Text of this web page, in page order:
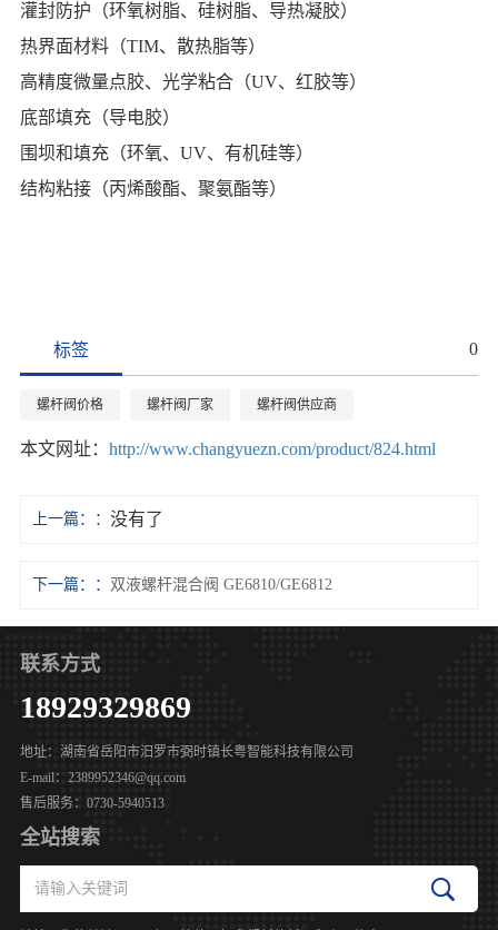
灌封防护（环氧树脂、硅树脂、导热凝胶）
热界面材料（TIM、散热脂等）
高精度微量点胶、光学粘合（UV、红胶等）
底部填充（导电胶）
围坝和填充（环氧、UV、有机硅等）
结构粘接（丙烯酸酯、聚氨酯等）
标签 0
螺杆阀价格 螺杆阀厂家 螺杆阀供应商
本文网址： http://www.changyuezn.com/product/824.html
上一篇： 没有了
下一篇： 双液螺杆混合阀 GE6810/GE6812
联系方式
18929329869
地址：湖南省岳阳市汨罗市弼时镇长粤智能科技有限公司
E-mail：2389952346@qq.com
售后服务：0730-5940513
全站搜索